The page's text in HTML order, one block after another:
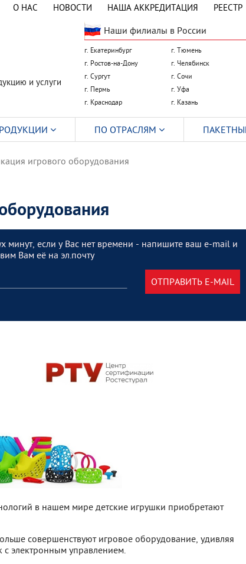
О НАС НОВОСТИ НАША АККРЕДИТАЦИЯ РЕЕСТР
и услуги
Наши филиалы в России
г. Екатеринбург
г. Тюмень
г. Ростов-на-Дону
г. Челябинск
г. Сургут
г. Сочи
г. Пермь
г. Уфа
г. Краснодар
г. Казань
игрового оборудования
минут, если у Вас нет времени - напишите ваш e-mail и
Вам её на эл.почту
ОТПРАВИТЬ E-MAIL
в нашем мире детские игрушки приобретают
совершенствуют игровое оборудование, удивляя
электронным управлением.
ПО ОТРАСЛЯМ